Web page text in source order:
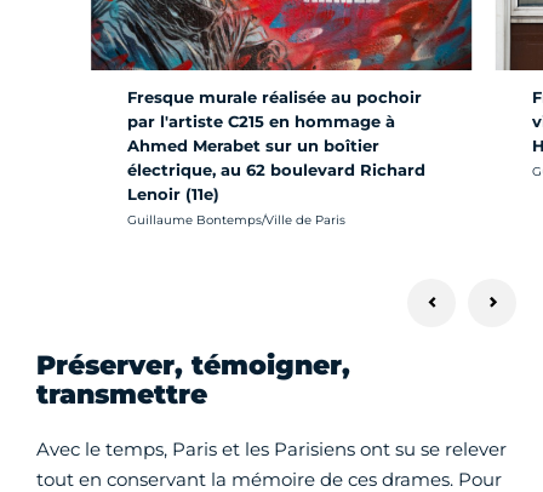
Fresque murale réalisée au pochoir
par l'artiste C215 en hommage à
Ahmed Merabet sur un boîtier
électrique, au 62 boulevard Richard
Lenoir (11e)
Crédit photo :
Guillaume Bontemps/Ville de Paris
Préserver, témoigner,
transmettre
Avec le temps, Paris et les Parisiens ont su se relever
tout en conservant la mémoire de ces drames. Pour